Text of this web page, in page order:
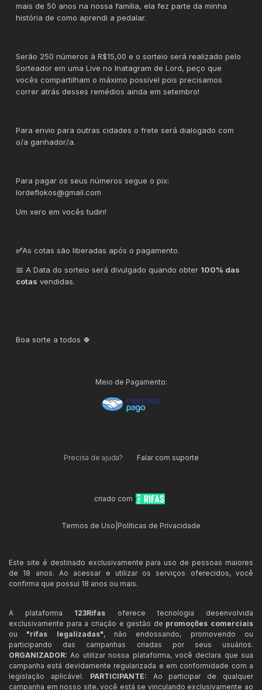
mais de 50 anos na nossa família, ela fez parte da minha
história de como aprendi a pedalar.
Serão 250 números à R$15,00 e o sorteio será realizado pelo
Sorteador em uma Live no Inatagram de Lord, peço que
vocês compartilham o máximo possível pois precisamos
correr atrás desses remédios ainda em setembro!
Para envio para outras cidades o frete será dialogado com
o/a ganhador/a.
Para pagar os seus números segue o pix:
lordeflokos@gmail.com
Um xero em vocês tudin!
✅As cotas são liberadas após o pagamento.
📅 A Data do sorteio será divulgado quando obter 100% das
cotas vendidas.
Boa sorte a todos 🍀
Meio de Pagamento:
Precisa de ajuda? Falar com suporte
criado com
Termos de Uso Políticas de Privacidade
Este site é destinado exclusivamente para uso de pessoas maiores
de 18 anos. Ao acessar e utilizar os serviços oferecidos, você
confirma que possui 18 anos ou mais.
A plataforma 123Rifas oferece tecnologia desenvolvida
exclusivamente para a criação e gestão de promoções comerciais
ou "rifas legalizadas", não endossando, promovendo ou
participando das campanhas criadas por seus usuários.
ORGANIZADOR: Ao utilizar nossa plataforma, você declara que sua
campanha está devidamente regularizada e em conformidade com a
legislação aplicável. PARTICIPANTE: Ao participar de qualquer
campanha em nosso site, você está se vinculando exclusivamente ao